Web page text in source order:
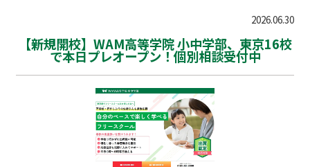
2026.06.30
【新規開校】WAM高等学院 小中学部、東京16校
で本日プレオープン！個別相談受付中